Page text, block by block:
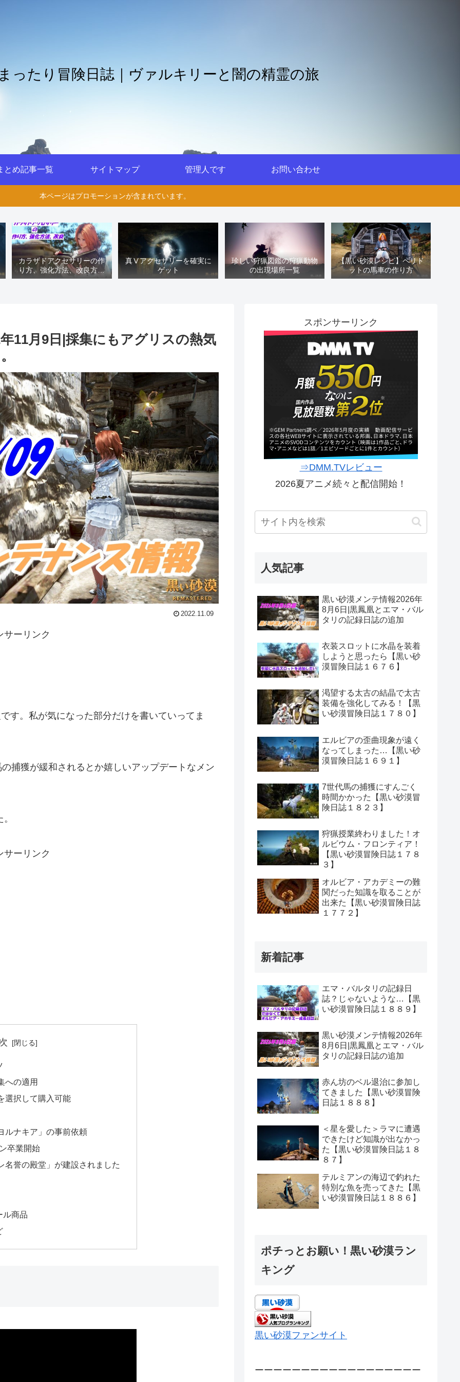
ったり冒険日誌｜ヴァルキリーと闇の精霊の旅
とめ記事一覧 サイトマップ 管理人です お問い合わせ
本ページはプロモーションが含まれています。
カラザドアクセサリーの作
り方、強化方法、改良方法
などまとめ【黒い砂漠冒険
真Ⅴアクセサリーを確実に
ゲット
珍しい狩猟図鑑の狩猟動物
の出現場所一覧
【黒い砂漠レシピ】ペリド
ットの馬車の作り方
11月9日|採集にもアグリスの熱気
2022.11.09
サーリンク
す。私が気になった部分だけを書いていってま
捕獲が緩和されるとか嬉しいアップデートなメン
サーリンク
への適用
選択して購入可能
ルナキア」の事前依頼
卒業開始
名誉の殿堂」が建設されました
ル商品
スポンサーリンク
⇒DMM.TVレビュー
2026夏アニメ続々と配信開始！
人気記事
黒い砂漠メンテ情報2026年
8月6日|黒鳳凰とエマ・バル
タリの記録日誌の追加
衣装スロットに水晶を装着
しようと思ったら【黒い砂
漠冒険日誌１６７６】
渇望する太古の結晶で太古
装備を強化してみる！【黒
い砂漠冒険日誌１７８０】
エルビアの歪曲現象が遠く
なってしまった…【黒い砂
漠冒険日誌１６９１】
7世代馬の捕獲にすんごく
時間かかった【黒い砂漠冒
険日誌１８２３】
狩猟授業終わりました！オ
ルビウム・フロンティア！
【黒い砂漠冒険日誌１７８
３】
オルビア・アカデミーの難
関だった知識を取ることが
出来た【黒い砂漠冒険日誌
１７７２】
新着記事
エマ・バルタリの記録日
誌？じゃないような…【黒
い砂漠冒険日誌１８８９】
黒い砂漠メンテ情報2026年
8月6日|黒鳳凰とエマ・バル
タリの記録日誌の追加
赤ん坊のベル退治に参加し
てきました【黒い砂漠冒険
日誌１８８８】
＜星を愛した＞ラマに遭遇
できたけど知識が出なかっ
た【黒い砂漠冒険日誌１８
８７】
テルミアンの海辺で釣れた
特別な魚を売ってきた【黒
い砂漠冒険日誌１８８６】
ポチっとお願い！黒い砂漠ラン
キング
黒い砂漠ファンサイト
ーーーーーーーーーーーーーーーーーー